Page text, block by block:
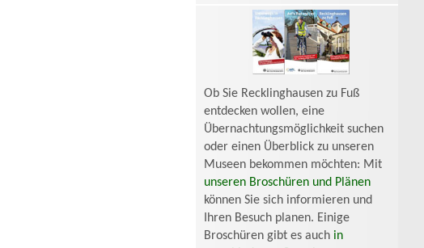
Ob Sie Recklinghausen zu Fuß
entdecken wollen, eine
Übernachtungsmöglichkeit suchen
oder einen Überblick zu unseren
Museen bekommen möchten: Mit
unseren Broschüren und Plänen
können Sie sich informieren und
Ihren Besuch planen. Einige
Broschüren gibt es auch in